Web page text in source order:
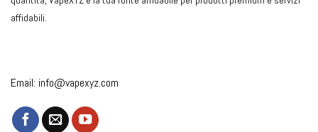
affidabili.
Email: info@vapexyz.com